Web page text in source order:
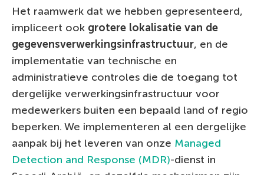
Het raamwerk dat we hebben gepresenteerd,
impliceert ook grotere lokalisatie van de
gegevensverwerkingsinfrastructuur, en de
implementatie van technische en
administratieve controles die de toegang tot
dergelijke verwerkingsinfrastructuur voor
medewerkers buiten een bepaald land of regio
beperken. We implementeren al een dergelijke
aanpak bij het leveren van onze Managed
Detection and Response (MDR)-dienst in